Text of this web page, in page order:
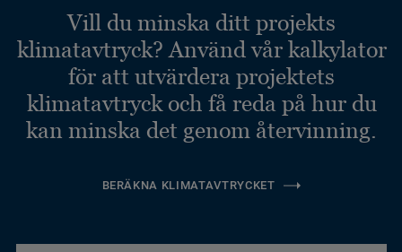
Vill du minska ditt projekts
klimatavtryck? Använd vår kalkylator
för att utvärdera projektets
klimatavtryck och få reda på hur du
kan minska det genom återvinning.
BERÄKNA KLIMATAVTRYCKET